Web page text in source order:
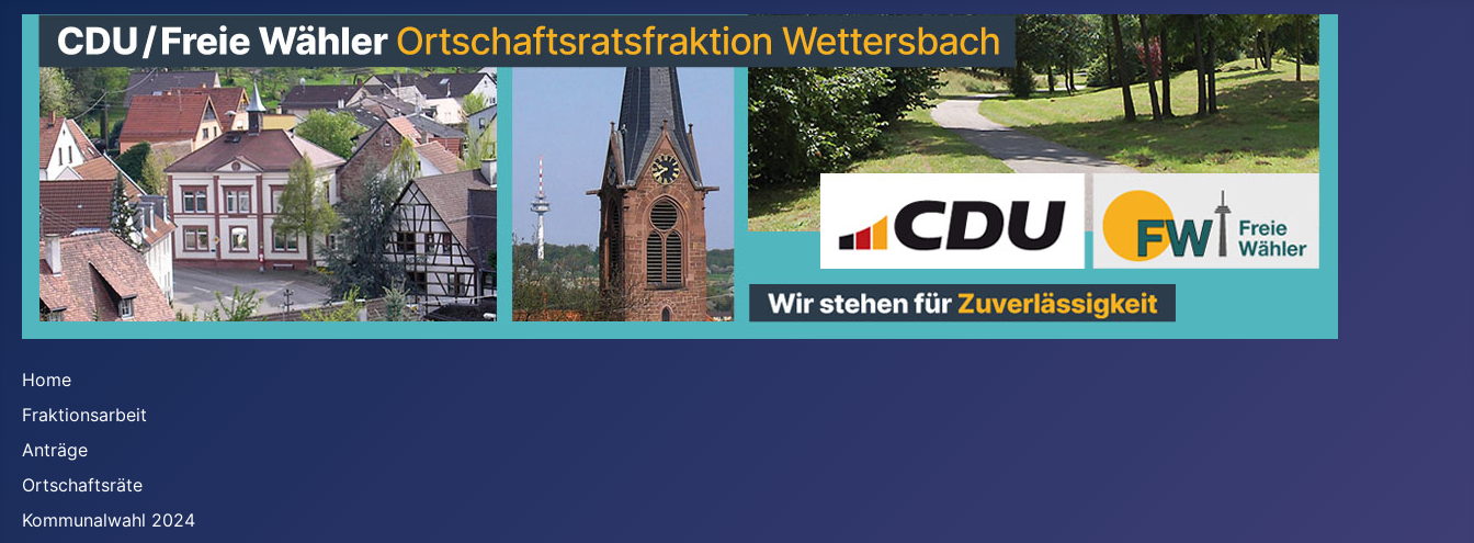
Home
Fraktionsarbeit
Anträge
Ortschaftsräte
Kommunalwahl 2024